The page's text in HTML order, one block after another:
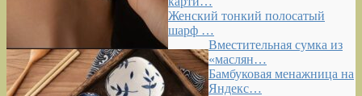
Женский тонкий полосатый
шарф …
Вместительная сумка из
«маслян…
Бамбуковая менажница на
Яндекс…